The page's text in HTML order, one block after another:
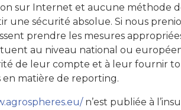
sur Internet et aucune méthode
sécurité absolue. Si nous
prendre les mesures
au niveau national ou
de leur compte et à leur fournir
matière de reporting.
n’est publiée à